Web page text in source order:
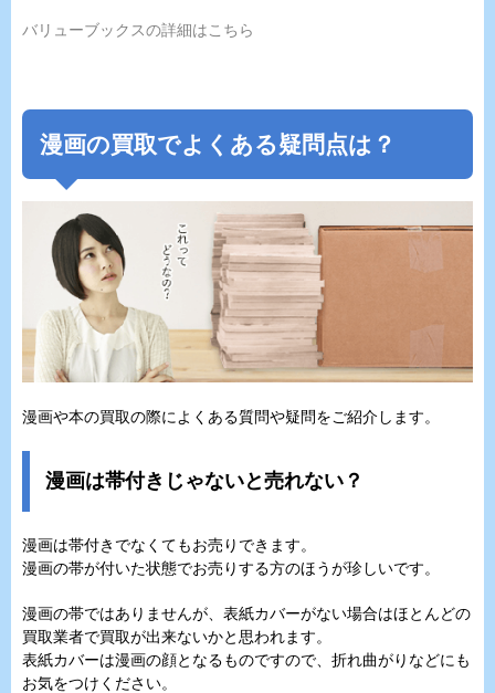
バリューブックスの詳細はこちら
漫画の買取でよくある疑問点は？
漫画や本の買取の際によくある質問や疑問をご紹介します。
漫画は帯付きじゃないと売れない？
漫画は帯付きでなくてもお売りできます。
漫画の帯が付いた状態でお売りする方のほうが珍しいです。
漫画の帯ではありませんが、表紙カバーがない場合はほとんどの
買取業者で買取が出来ないかと思われます。
表紙カバーは漫画の顔となるものですので、折れ曲がりなどにも
お気をつけください。